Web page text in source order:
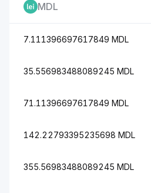
MDL
7.111396697617849 MDL
35.556983488089245 MDL
71.11396697617849 MDL
142.22793395235698 MDL
355.56983488089245 MDL